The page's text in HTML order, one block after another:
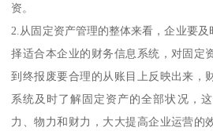
资。
2.从固定资产管理的整体来看，企业要
择适合本企业的财务信息系统，对固定
到终报废要合理的从账目上反映出来，
系统及时了解固定资产的全部状况，
力、物力和财力，大大提高企业运营的